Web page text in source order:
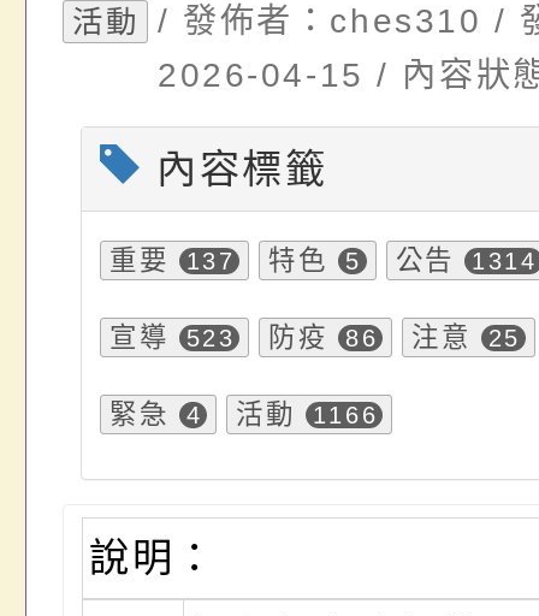
名參加，請查照
活動
/ 發佈者：ches310 /
2026-04-15 / 內容狀
內容標籤
重要 137 特色 5 公告 1314
宣導 523 防疫 86 注意 25
緊急 4 活動 1166
說明：